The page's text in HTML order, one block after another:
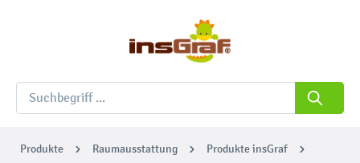
Produkte Raumausstattung
Produkte insGraf